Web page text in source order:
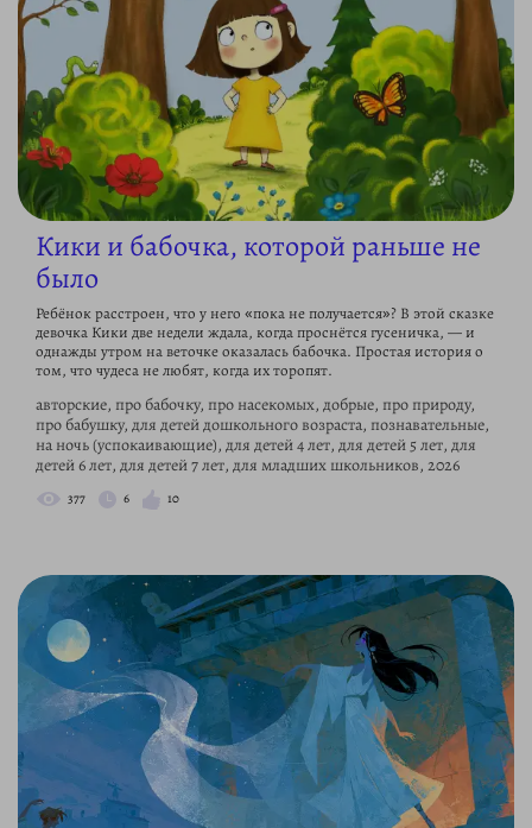
Кики и бабочка, которой раньше не
было
Ребёнок расстроен, что у него «пока не получается»? В этой сказке
девочка Кики две недели ждала, когда проснётся гусеничка, — и
однажды утром на веточке оказалась бабочка. Простая история о
том, что чудеса не любят, когда их торопят.
авторские, про бабочку, про насекомых, добрые, про природу,
про бабушку, для детей дошкольного возраста, познавательные,
на ночь (успокаивающие), для детей 4 лет, для детей 5 лет, для
детей 6 лет, для детей 7 лет, для младших школьников, 2026
377 6 10